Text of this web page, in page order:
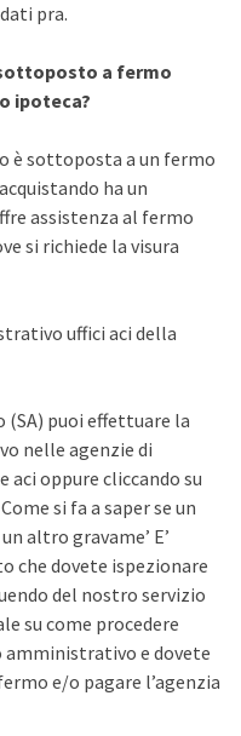
pra.
a fermo
ipoteca?
è sottoposta a un fermo
ha un
assistenza al fermo
si richiede la visura
uffici aci della
puoi effettuare la
nelle agenzie di
aci oppure cliccando su
si fa a saper se un
altro gravame’ E’
che dovete ispezionare
del nostro servizio
su come procedere
amministrativo e dovete
e/o pagare l’agenzia